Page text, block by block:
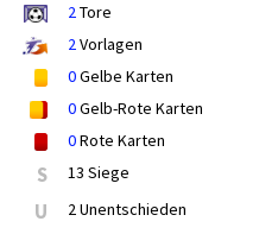
2Tore
2Vorlagen
0Gelbe Karten
0Gelb-Rote Karten
0Rote Karten
S 13 Siege
U 2 Unentschieden